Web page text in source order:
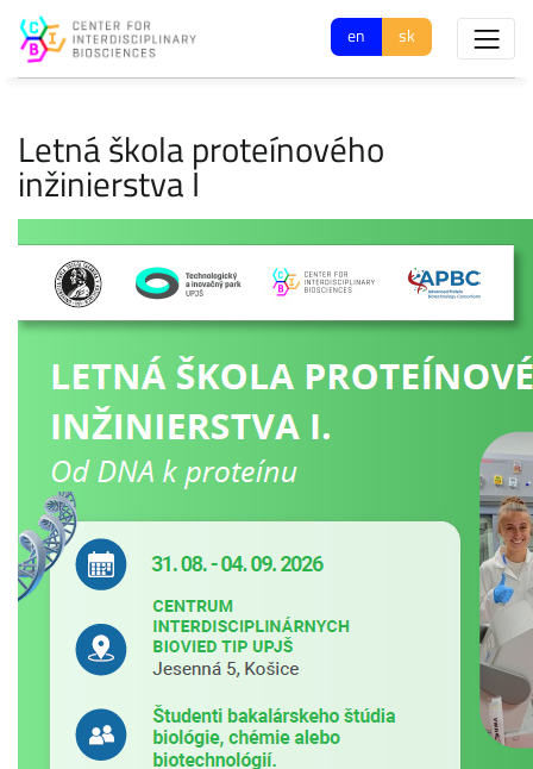
en sk
Letná škola proteínového
inžinierstva I